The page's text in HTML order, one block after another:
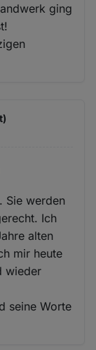
ging
Sie werden
Ich
alten
mir heute
wieder
seine Worte